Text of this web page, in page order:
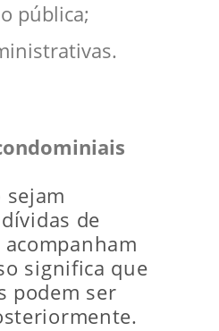
pública;
sejam
de
significa que
podem ser